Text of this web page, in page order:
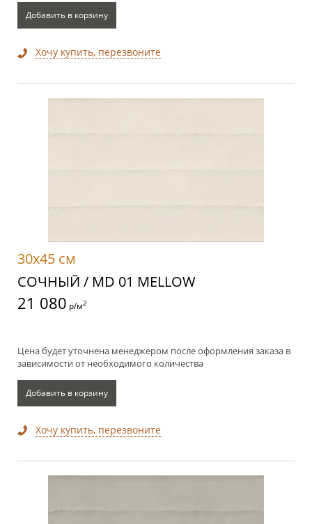
Добавить в корзину
Хочу купить, перезвоните
30x45 см
СОЧНЫЙ / MD 01 MELLOW
21 080 р/м2
Цена будет уточнена менеджером после оформления заказа в
зависимости от необходимого количества
Добавить в корзину
Хочу купить, перезвоните